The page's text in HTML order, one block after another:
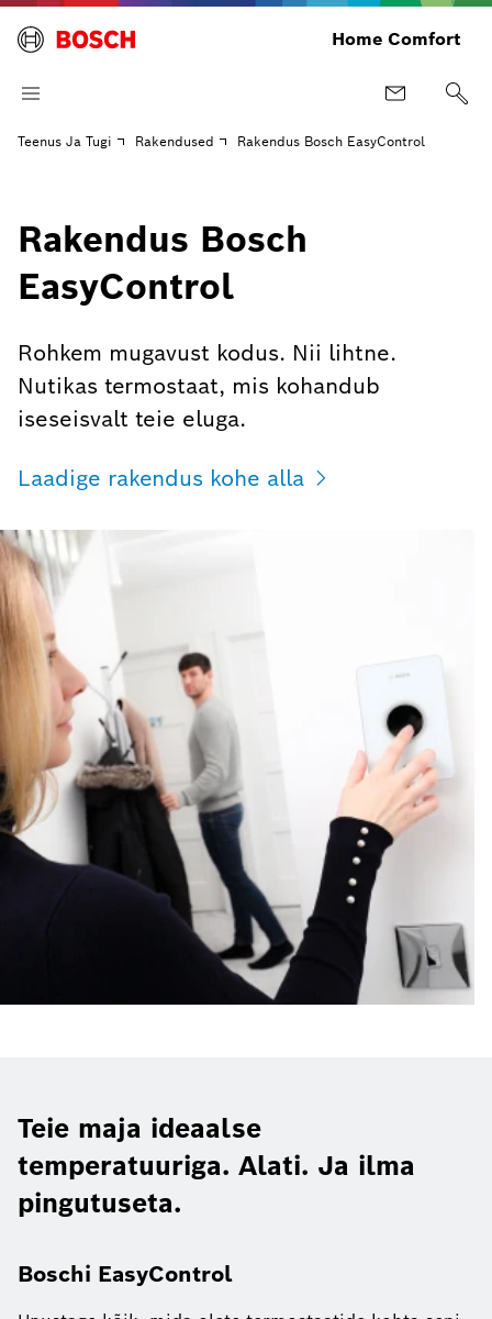
Home Comfort
Teenus Ja Tugi Rakendused Rakendus Bosch EasyControl
Rakendus Bosch
EasyControl
Rohkem mugavust kodus. Nii lihtne.
Nutikas termostaat, mis kohandub
iseseisvalt teie eluga.
Laadige rakendus kohe alla
Teie maja ideaalse
temperatuuriga. Alati. Ja ilma
pingutuseta.
Boschi EasyControl